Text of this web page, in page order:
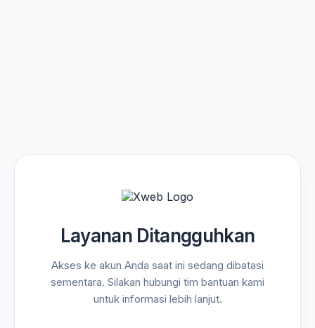
Layanan Ditangguhkan
Akses ke akun Anda saat ini sedang dibatasi
sementara. Silakan hubungi tim bantuan kami
untuk informasi lebih lanjut.